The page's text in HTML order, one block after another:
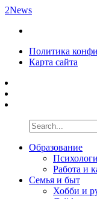
2News
Политика
Карта сайта
Образование
Работа и
Семья и быт
Хобби и